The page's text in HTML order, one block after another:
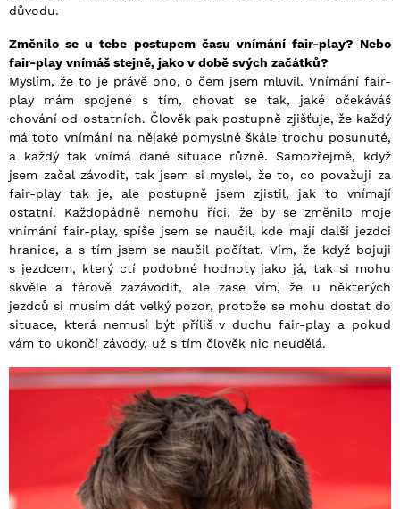
důvodu.
Změnilo se u tebe postupem času vnímání fair-play? Nebo
fair-play vnímáš stejně, jako v době svých začátků?
Myslím, že to je právě ono, o čem jsem mluvil. Vnímání fair-
play mám spojené s tím, chovat se tak, jaké očekáváš
chování od ostatních. Člověk pak postupně zjišťuje, že každý
má toto vnímání na nějaké pomyslné škále trochu posunuté,
a každý tak vnímá dané situace různě. Samozřejmě, když
jsem začal závodit, tak jsem si myslel, že to, co považuji za
fair-play tak je, ale postupně jsem zjistil, jak to vnímají
ostatní. Každopádně nemohu říci, že by se změnilo moje
vnímání fair-play, spíše jsem se naučil, kde mají další jezdci
hranice, a s tím jsem se naučil počítat. Vím, že když bojuji
s jezdcem, který ctí podobné hodnoty jako já, tak si mohu
skvěle a férově zazávodit, ale zase vím, že u některých
jezdců si musím dát velký pozor, protože se mohu dostat do
situace, která nemusí být příliš v duchu fair-play a pokud
vám to ukončí závody, už s tím člověk nic neudělá.